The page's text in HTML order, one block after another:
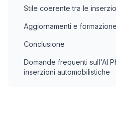
Stile coerente tra le
Aggiornamenti e
Conclusione
Domande frequenti sull'AI
inserzioni automobilistiche